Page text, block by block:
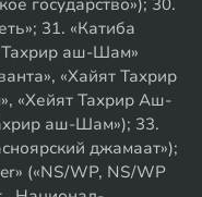
государство»); 30.
31. «Катиба
Тахрир аш-Шам»
«Хайят Тахрир
«Хейят Тахрир Аш-
аш-Шам»); 33.
джамаат»);
(«NS/WP, NS/WP